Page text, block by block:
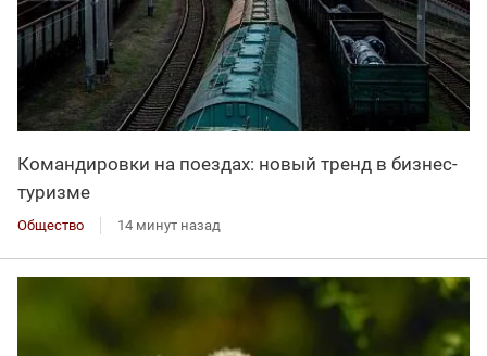
Командировки на поездах: новый тренд в бизнес-
туризме
Общество 14 минут назад